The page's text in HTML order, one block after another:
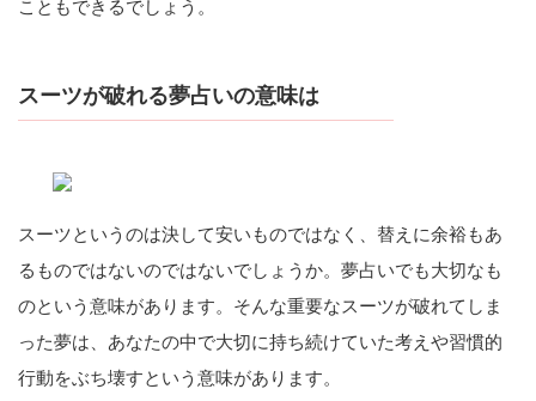
こともできるでしょう。
スーツが破れる夢占いの意味は
スーツというのは決して安いものではなく、替えに余裕もあ
るものではないのではないでしょうか。夢占いでも大切なも
のという意味があります。そんな重要なスーツが破れてしま
った夢は、あなたの中で大切に持ち続けていた考えや習慣的
行動をぶち壊すという意味があります。